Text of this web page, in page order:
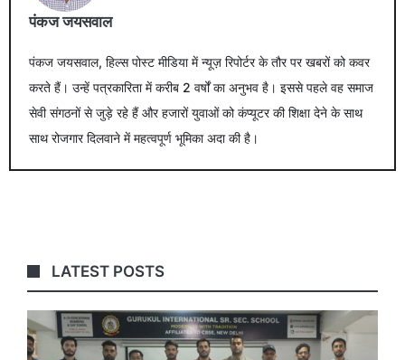
पंकज जयसवाल
पंकज जयसवाल, हिल्स पोस्ट मीडिया में न्यूज़ रिपोर्टर के तौर पर खबरों को कवर
करते हैं। उन्हें पत्रकारिता में करीब 2 वर्षों का अनुभव है। इससे पहले वह समाज
सेवी संगठनों से जुड़े रहे हैं और हजारों युवाओं को कंप्यूटर की शिक्षा देने के साथ
साथ रोजगार दिलवाने में महत्वपूर्ण भूमिका अदा की है।
LATEST POSTS